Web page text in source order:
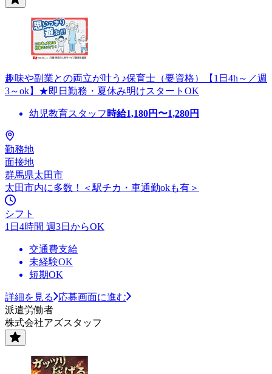
趣味や副業との両立が叶う♪保育士（要資格）【1日4h～／週
3～ok】★即日勤務・夏休み明けスタートOK
幼児教育スタッフ 時給1,180円〜1,280円
勤務地
面接地
群馬県太田市
太田市内に多数！＜駅チカ・車通勤okも有＞
シフト
1日4時間 週3日からOK
交通費支給
未経験OK
短期OK
詳細を見る
応募画面に進む
派遣労働者
株式会社アズスタッフ